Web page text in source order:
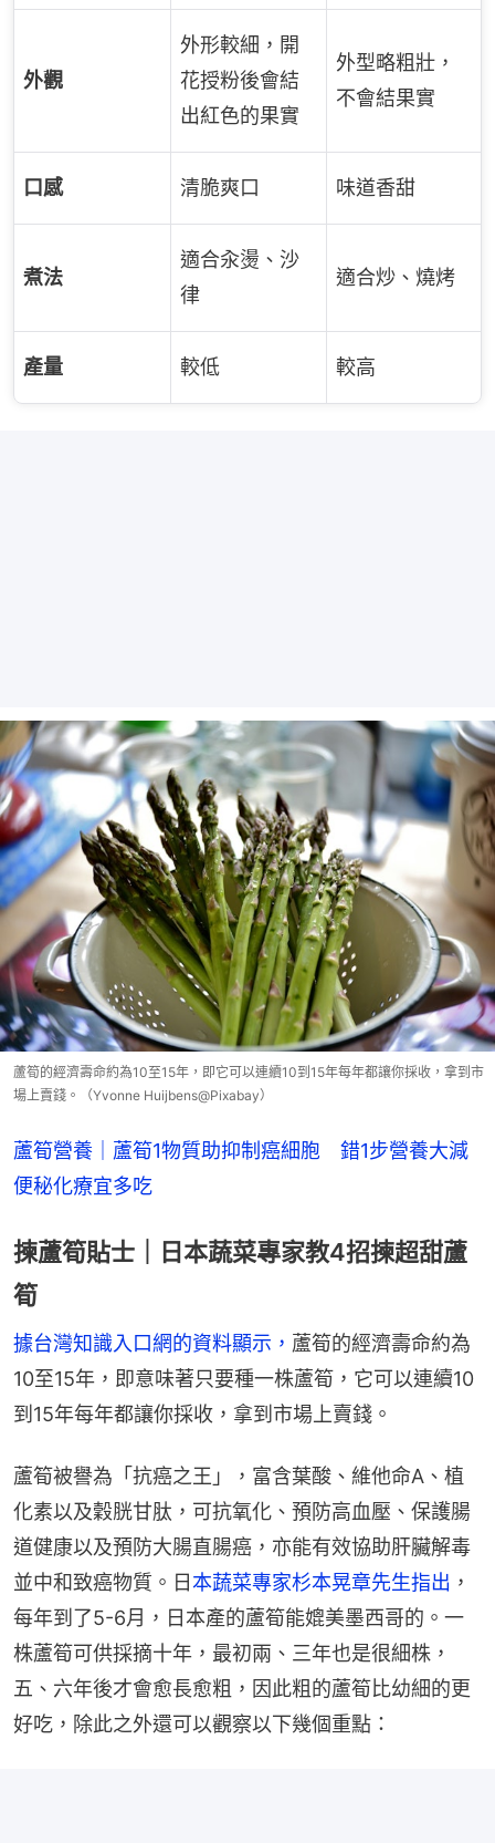
外觀
外形較細，開
花授粉後會結
出紅色的果實
外型略粗壯，
不會結果實
口感 清脆爽口 味道香甜
煮法
適合汆燙、沙
律
適合炒、燒烤
產量 較低 較高
蘆筍的經濟壽命約為10至15年，即它可以連續10到15年每年都讓你採收，拿到市
場上賣錢。（Yvonne Huijbens@Pixabay）
蘆筍營養｜蘆筍1物質助抑制癌細胞　錯1步營養大減
便秘化療宜多吃
揀蘆筍貼士｜日本蔬菜專家教4招揀超甜蘆
筍
據台灣知識入口網的資料顯示， 蘆筍的經濟壽命約為
10至15年，即意味著只要種一株蘆筍，它可以連續10
到15年每年都讓你採收，拿到市場上賣錢。
蘆筍被譽為「抗癌之王」，富含葉酸、維他命A、植
化素以及穀胱甘肽，可抗氧化、預防高血壓、保護腸
道健康以及預防大腸直腸癌，亦能有效協助肝臟解毒
並中和致癌物質。日本蔬菜專家杉本晃章先生指出 ，
每年到了5-6月，日本產的蘆筍能媲美墨西哥的。一
株蘆筍可供採摘十年，最初兩、三年也是很細株，
五、六年後才會愈長愈粗，因此粗的蘆筍比幼細的更
好吃，除此之外還可以觀察以下幾個重點：